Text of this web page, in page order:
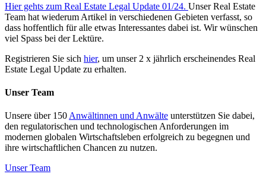
Hier gehts zum Real Estate Legal Update 01/24. Unser Real Estate
Team hat wiederum Artikel in verschiedenen Gebieten verfasst, so
dass hoffentlich für alle etwas Interessantes dabei ist. Wir wünschen
viel Spass bei der Lektüre.
Registrieren Sie sich hier, um unser 2 x jährlich erscheinendes Real
Estate Legal Update zu erhalten.
Unser Team
Unsere über 150 Anwältinnen und Anwälte unterstützen Sie dabei,
den regulatorischen und technologischen Anforderungen im
modernen globalen Wirtschaftsleben erfolgreich zu begegnen und
ihre wirtschaftlichen Chancen zu nutzen.
Unser Team